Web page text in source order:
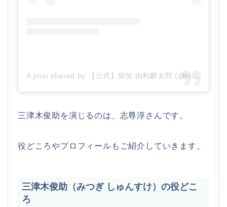
A post shared by 【公式】探偵 由利麟太郎 (@ktvyuri)
三津木俊助を演じるのは、志尊淳さんです。
役どころやプロフィールもご紹介していきます。
三津木俊助（みつぎ しゅんすけ）の役どこ
ろ